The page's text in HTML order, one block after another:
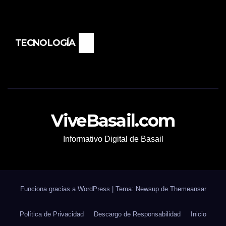
TECNOLOGÍA
ViveBasail.com
Informativo Digital de Basail
Funciona gracias a WordPress Tema: Newsup de Themeansar
Política de Privacidad Descargo de Responsabilidad Inicio